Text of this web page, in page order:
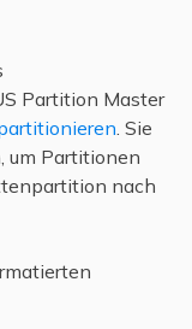
Partition Master
. Sie
um Partitionen
nach